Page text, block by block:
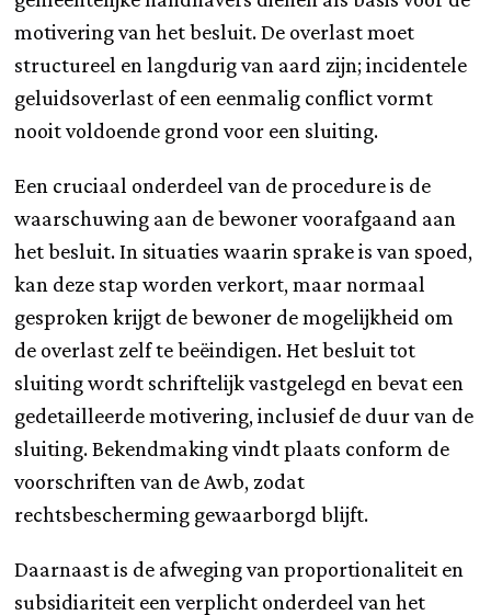
motivering van het besluit. De overlast moet
structureel en langdurig van aard zijn; incidentele
geluidsoverlast of een eenmalig conflict vormt
nooit voldoende grond voor een sluiting.
Een cruciaal onderdeel van de procedure is de
waarschuwing aan de bewoner voorafgaand aan
het besluit. In situaties waarin sprake is van spoed,
kan deze stap worden verkort, maar normaal
gesproken krijgt de bewoner de mogelijkheid om
de overlast zelf te beëindigen. Het besluit tot
sluiting wordt schriftelijk vastgelegd en bevat een
gedetailleerde motivering, inclusief de duur van de
sluiting. Bekendmaking vindt plaats conform de
voorschriften van de Awb, zodat
rechtsbescherming gewaarborgd blijft.
Daarnaast is de afweging van proportionaliteit en
subsidiariteit een verplicht onderdeel van het